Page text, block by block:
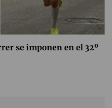
se imponen en el 32º